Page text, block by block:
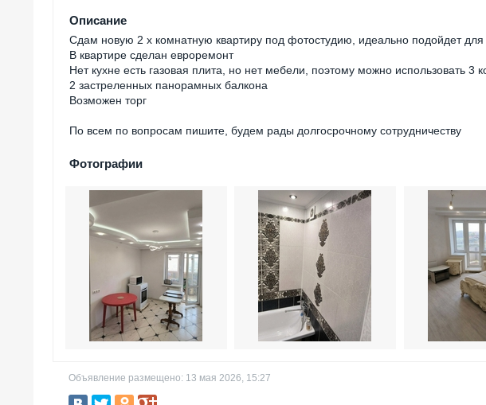
Описание
Сдам новую 2 х комнатную квартиру под фотостудию, идеально подойдет для
В квартире сделан евроремонт
Нет кухне есть газовая плита, но нет мебели, поэтому можно использовать 3
2 застреленных панорамных балкона
Возможен торг
По всем по вопросам пишите, будем рады долгосрочному сотрудничеству
Фотографии
Объявление размещено: 13 мая 2026, 15:27